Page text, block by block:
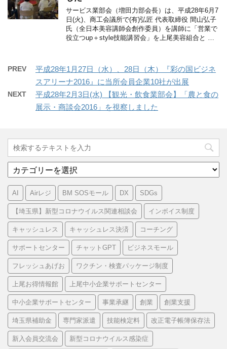
サービス業部会（増田力部会長）は、平成28年6月7
日(火)、商工会議所で(有)弘匠 代表取締役 間山弘子
氏（全日本美容講師会創作委員）を講師に「営業で
役立つup＋style技能講習会」を上尾美容組合と …
PREV
平成28年1月27日（水）、28日（木）『彩の国ビジネ
スアリーナ2016』に当所会員企業10社が出展
NEXT
平成28年2月3日(水) 【観光・飲食業部会】「農と食の
展示・商談会2016」を視察しました
テ
ゴ
リ
AI Airレジ BM SOSモール DX SDGs
【埼玉県】新型コロナウイルス関連相談会 インボイス制度
キャッシュレス キャッシュレス決済 コーチング
サポートセンター チャットGPT ビジネスモール
フレッシュあげお ワクチン・検査パッケージ制度
上尾お得情報館 上尾中小企業サポートセンター
中小企業サポートセンター 事業承継 創業 創業支援
埼玉県補助金 専門家派遣 技能検定料 改正電子帳簿保存法
新入会員交流会 新型コロナウイルス感染症